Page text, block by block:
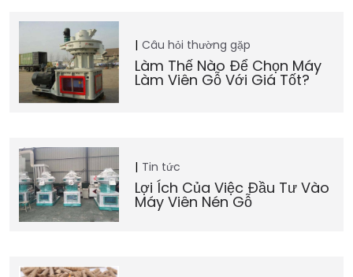
Câu hỏi thường gặp
Làm Thế Nào Để Chọn Máy
Làm Viên Gỗ Với Giá Tốt?
Tin tức
Lợi Ích Của Việc Đầu Tư Vào
Máy Viên Nén Gỗ